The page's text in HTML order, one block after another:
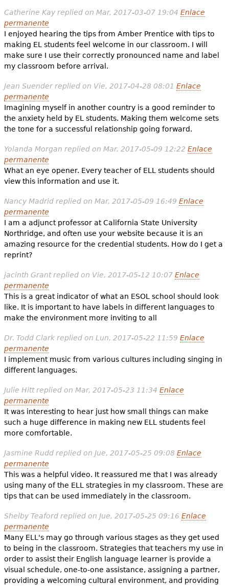
Catherine Kayreplied on Mar, 2017-03-07 19:04 Enlace
permanente
I enjoyed hearing the tips from Amber Prentice with tips to
making EL students feel welcome in our classroom. I will
make sure I use their correctly pronounced name and label
my classroom before arrival.
Jean Suenderreplied on Vie, 2017-04-28 08:01 Enlace
permanente
Imagining myself in another country is a good reminder to
the anxiety held by EL students. Making them welcome sets
the tone for a successful relationship going forward.
Yolanda Morgan replied on Mar, 2017-05-09 12:22 Enlace
permanente
What an eye opener. Every teacher of ELL students should
view this information and use it.
Nancy Madridreplied on Mar, 2017-05-09 16:49 Enlace
permanente
I am a adjunct professor at California State University
Northridge, and often use your website because it is an
amazing resource for the credential students. How do I get a
reprint?
jacinth Grantreplied on Vie, 2017-05-12 10:07 Enlace
permanente
This is a great indicator of what an ESOL school should look
like. It is important to have labels in different languages to
make the environment more inviting to all
Dr. Todd Clarkreplied on Lun, 2017-05-22 11:59 Enlace
permanente
I implement music from various cultures including singing in
different languages.
Julie Hittreplied on Mar, 2017-05-23 11:34 Enlace
permanente
It was interesting to hear just how small things can make
such a huge difference in making new ELL students feel
more comfortable.
Jasmine Ruddreplied on Jue, 2017-05-25 09:08 Enlace
permanente
This was a helpful video. It reassured me that I was already
using many of the ELL strategies in my classroom. These are
tips that can be used immediately in the classroom.
Shelby Teafordreplied on Jue, 2017-05-25 09:16 Enlace
permanente
Many ELL's may go through various stages as they get used
to being in the classroom. Strategies that teachers my use in
order to assist their English language learner is provide a
visual schedule, one-to-one assistance, assigning a partner,
providing a welcoming cultural environment, and providing